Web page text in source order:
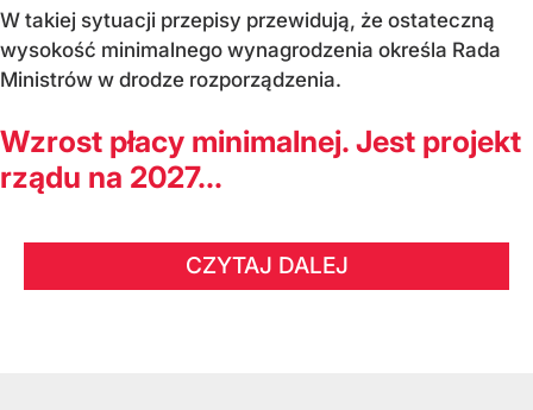
W takiej sytuacji przepisy przewidują, że ostateczną
wysokość minimalnego wynagrodzenia określa Rada
Ministrów w drodze rozporządzenia.
Wzrost płacy minimalnej. Jest projekt
rządu na 2027...
CZYTAJ DALEJ